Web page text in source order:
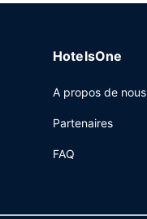
HotelsOne
A propos de nous
Partenaires
FAQ